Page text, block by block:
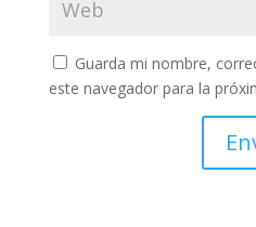
Guarda mi nombre,
este navegador para la